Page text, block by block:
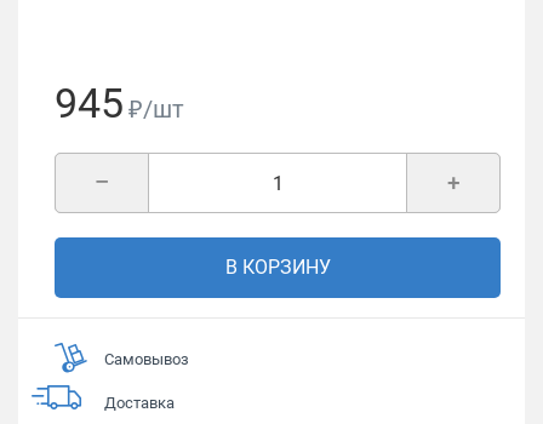
945 ₽/шт
+
–
В КОРЗИНУ
Самовывоз
Доставка